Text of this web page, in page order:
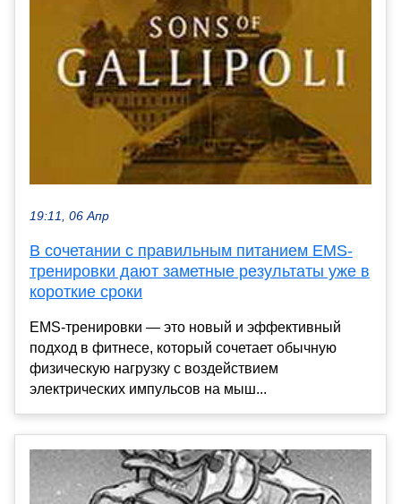
19:11, 06 Апр
В сочетании с правильным питанием EMS-
тренировки дают заметные результаты уже в
короткие сроки
EMS-тренировки — это новый и эффективный
подход в фитнесе, который сочетает обычную
физическую нагрузку с воздействием
электрических импульсов на мыш...